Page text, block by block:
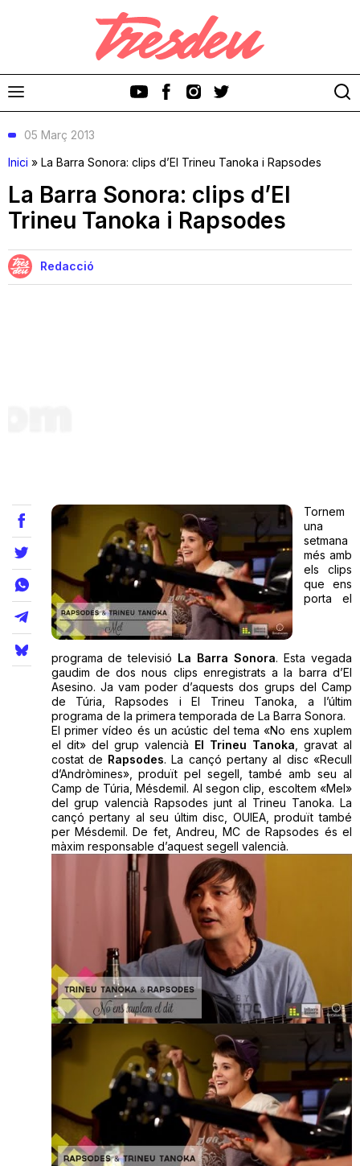
Discos
Opinió
Llibres
La Llista
Llocs
05 Març 2013
Inici » La Barra Sonora: clips d’El Trineu Tanoka i Rapsodes
La Barra Sonora: clips d’El
Trineu Tanoka i Rapsodes
Redacció
Tornem
una
setmana
més amb
els clips
que ens
porta el
programa de televisió La Barra Sonora. Esta vegada
gaudim de dos nous clips enregistrats a la barra d’El
Asesino. Ja vam poder d’aquests dos grups del Camp
de Túria, Rapsodes i El Trineu Tanoka, a l’últim
programa de la primera temporada de La Barra Sonora.
El primer vídeo és un acústic del tema «No ens xuplem
el dit» del grup valencià El Trineu Tanoka , gravat al
costat de Rapsodes. La cançó pertany al disc «Recull
d’Andròmines», produït pel segell, també amb seu al
Camp de Túria, Mésdemil. Al segon clip, escoltem «Mel»
del grup valencià Rapsodes junt al Trineu Tanoka. La
cançó pertany al seu últim disc, OUIEA, produït també
per Mésdemil. De fet, Andreu, MC de Rapsodes és el
màxim responsable d’aquest segell valencià.